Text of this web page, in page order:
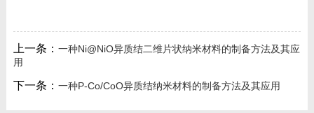
上一条： 一种Ni@NiO异质结二维片状纳米材料的制备方法及其应
用
下一条： 一种P-Co/CoO异质结纳米材料的制备方法及其应用